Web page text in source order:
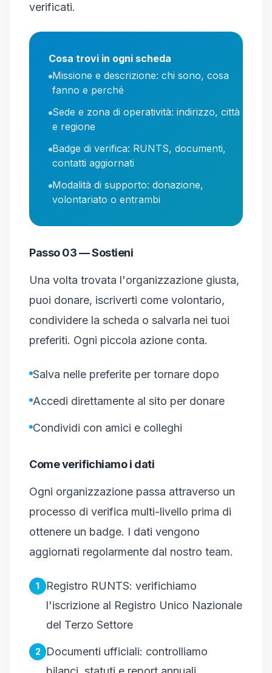
verificati.
Cosa trovi in ogni scheda
Missione e descrizione: chi sono, cosa
fanno e perché
Sede e zona di operatività: indirizzo, città
e regione
Badge di verifica: RUNTS, documenti,
contatti aggiornati
Modalità di supporto: donazione,
volontariato o entrambi
Passo 03 — Sostieni
Una volta trovata l'organizzazione giusta,
puoi donare, iscriverti come volontario,
condividere la scheda o salvarla nei tuoi
preferiti. Ogni piccola azione conta.
Salva nelle preferite per tornare dopo
Accedi direttamente al sito per donare
Condividi con amici e colleghi
Come verifichiamo i dati
Ogni organizzazione passa attraverso un
processo di verifica multi-livello prima di
ottenere un badge. I dati vengono
aggiornati regolarmente dal nostro team.
Registro RUNTS: verifichiamo
l'iscrizione al Registro Unico Nazionale
del Terzo Settore
Documenti ufficiali: controlliamo